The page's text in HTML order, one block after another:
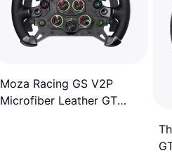
Moza Racing GS V2P
Microfiber Leather GT